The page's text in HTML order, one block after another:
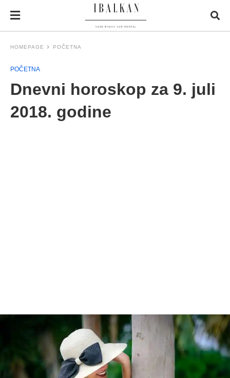
HOMEPAGE POČETNA
POČETNA
Dnevni horoskop za 9. juli
2018. godine